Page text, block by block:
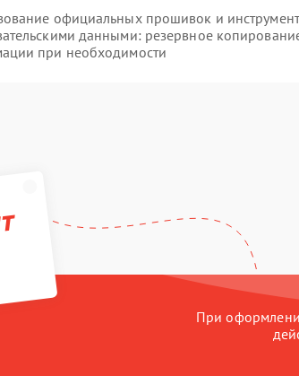
официальных прошивок и
данными: резервное
при необходимости
При